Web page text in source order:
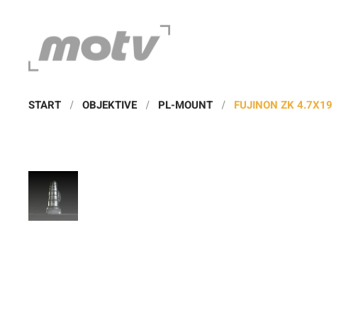
START OBJEKTIVE PL-MOUNT FUJINON ZK 4.7X19